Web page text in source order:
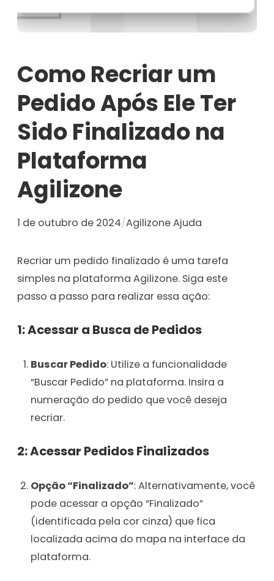
Como Recriar um
Pedido Após Ele Ter
Sido Finalizado na
Plataforma
Agilizone
1 de outubro de 2024/Agilizone Ajuda
Recriar um pedido finalizado é uma tarefa
simples na plataforma Agilizone. Siga este
passo a passo para realizar essa ação:
1: Acessar a Busca de Pedidos
Buscar Pedido: Utilize a funcionalidade
“Buscar Pedido” na plataforma. Insira a
numeração do pedido que você deseja
recriar.
2: Acessar Pedidos Finalizados
Opção “Finalizado”: Alternativamente, você
pode acessar a opção “Finalizado”
(identificada pela cor cinza) que fica
localizada acima do mapa na interface da
plataforma.